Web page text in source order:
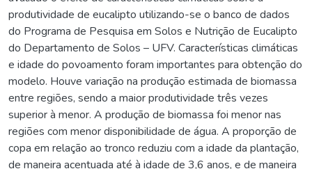
produtividade de eucalipto utilizando-se o banco de dados
do Programa de Pesquisa em Solos e Nutrição de Eucalipto
do Departamento de Solos – UFV. Características climáticas
e idade do povoamento foram importantes para obtenção do
modelo. Houve variação na produção estimada de biomassa
entre regiões, sendo a maior produtividade três vezes
superior à menor. A produção de biomassa foi menor nas
regiões com menor disponibilidade de água. A proporção de
copa em relação ao tronco reduziu com a idade da plantação,
de maneira acentuada até à idade de 3,6 anos, e de maneira